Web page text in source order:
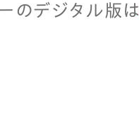
のデジタル版は